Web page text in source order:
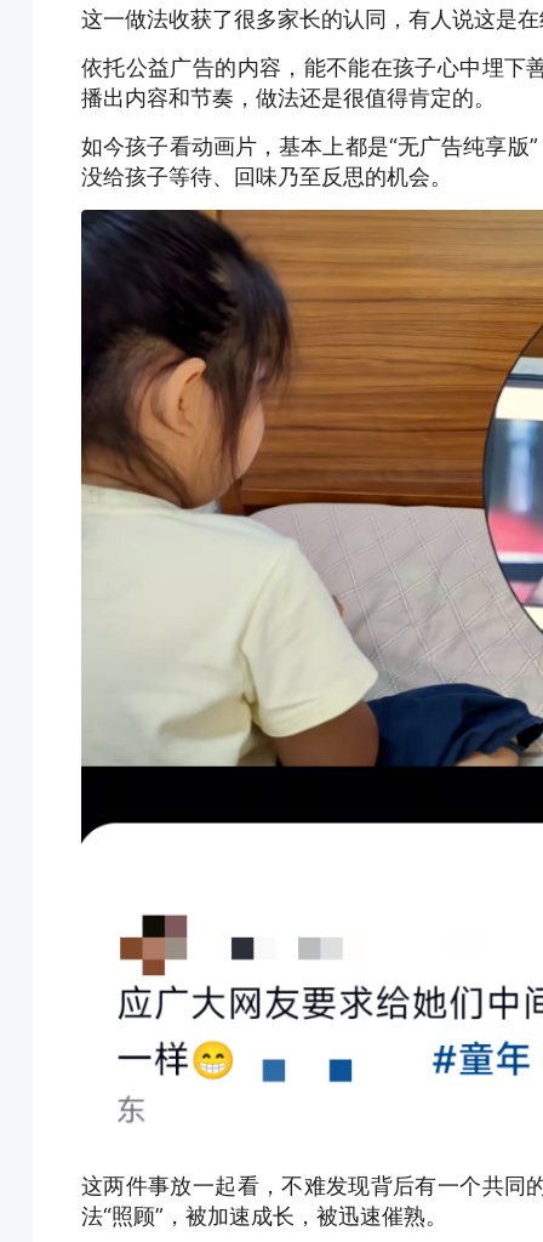
这一做法收获了很多家长的认同，有人说这是
依托公益广告的内容，能不能在孩子心中埋下
播出内容和节奏，做法还是很值得肯定的。
如今孩子看动画片，基本上都是“无广告纯享版
没给孩子等待、回味乃至反思的机会。
这两件事放一起看，不难发现背后有一个共同
法“照顾”，被加速成长，被迅速催熟。